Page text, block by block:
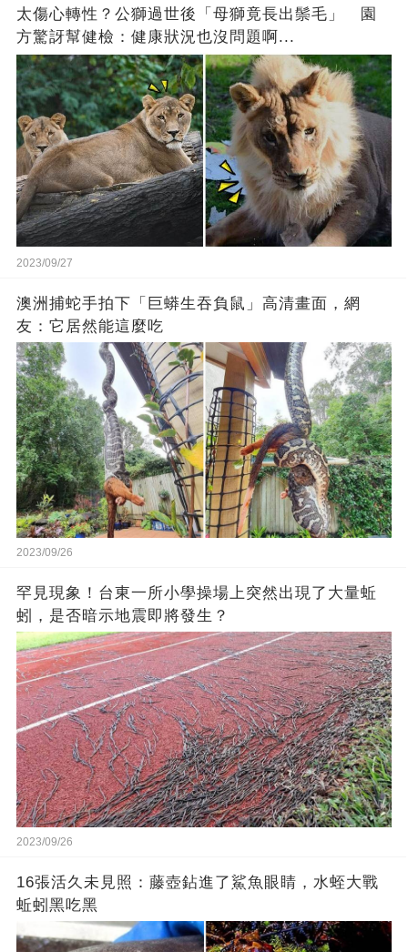
太傷心轉性？公獅過世後「母獅竟長出鬃毛」 園
方驚訝幫健檢：健康狀況也沒問題啊...
2023/09/27
澳洲捕蛇手拍下「巨蟒生吞負鼠」高清畫面，網
友：它居然能這麼吃
2023/09/26
罕見現象！台東一所小學操場上突然出現了大量蚯
蚓，是否暗示地震即將發生？
2023/09/26
16張活久未見照：藤壺鉆進了鯊魚眼睛，水蛭大戰
蚯蚓黑吃黑